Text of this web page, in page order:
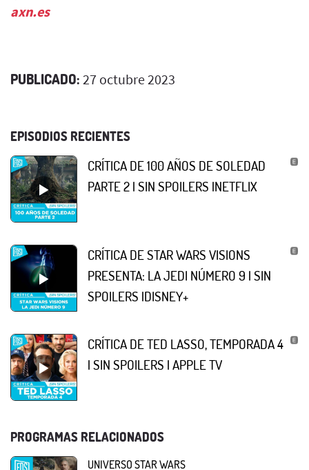
axn.es
PUBLICADO: 27 octubre 2023
EPISODIOS RECIENTES
CRÍTICA DE 100 AÑOS DE SOLEDAD
PARTE 2 | SIN SPOILERS |NETFLIX
CRÍTICA DE STAR WARS VISIONS
PRESENTA: LA JEDI NÚMERO 9 | SIN
SPOILERS |DISNEY+
CRÍTICA DE TED LASSO, TEMPORADA 4
| SIN SPOILERS | APPLE TV
PROGRAMAS RELACIONADOS
UNIVERSO STAR WARS